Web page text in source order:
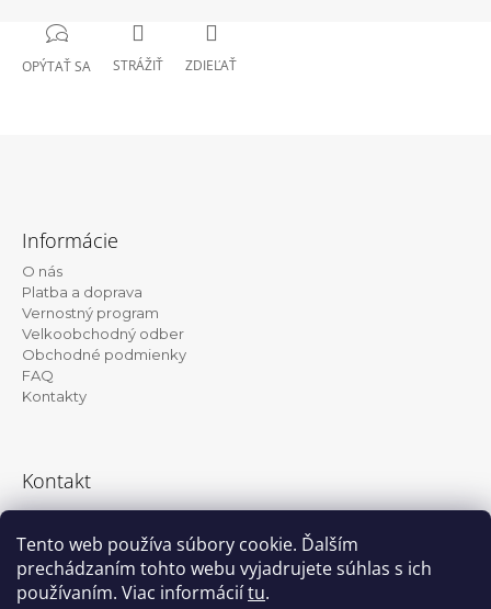
Tento web používa súbory cookie. Ďalším
prechádzaním tohto webu vyjadrujete súhlas s ich
používaním. Viac informáciítu.
OPÝTAŤ SA STRÁŽIŤ ZDIEĽAŤ
Informácie
O nás
Platba a doprava
Vernostný program
Velkoobchodný odber
Obchodné podmienky
FAQ
Kontakty
Kontakt